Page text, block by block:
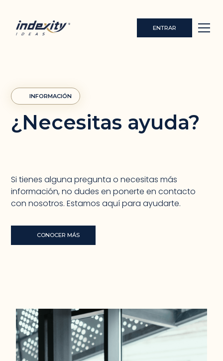
ENTRAR
INFORMACIÓN
¿Necesitas ayuda?
Si tienes alguna pregunta o necesitas más
información, no dudes en ponerte en contacto
con nosotros. Estamos aquí para ayudarte.
CONOCER MÁS